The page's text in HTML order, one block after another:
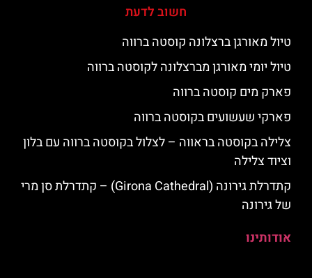
חשוב לדעת
טיול מאורגן ברצלונה קוסטה ברווה
טיול יומי מאורגן מברצלונה לקוסטה ברווה
פארק מים קוסטה ברווה
פארקי שעשועים בקוסטה ברווה
צלילה בקוסטה בראווה – לצלול בקוסטה ברווה עם בלון
וציוד צלילה
קתדרלת גירונה (Girona Cathedral) – קתדרלת סן מרי
של גירונה
אודותינו